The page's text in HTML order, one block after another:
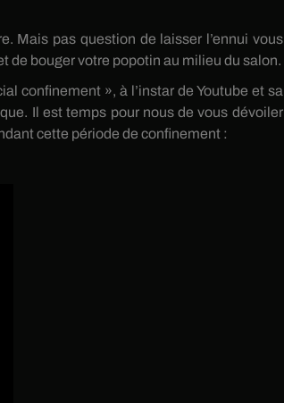
Mais pas question de laisser l’ennui vous
de bouger votre popotin au milieu du salon.
confinement », à l’instar de Youtube et sa
Il est temps pour nous de vous dévoiler
cette période de confinement :